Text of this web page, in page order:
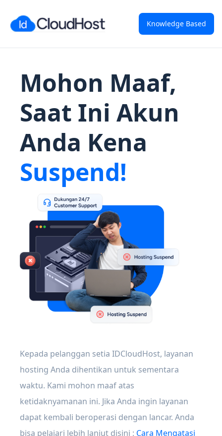
Knowledge Based
Mohon Maaf,
Saat Ini Akun
Anda Kena
Suspend!
Kepada pelanggan setia IDCloudHost, layanan
hosting Anda dihentikan untuk sementara
waktu. Kami mohon maaf atas
ketidaknyamanan ini. Jika Anda ingin layanan
dapat kembali beroperasi dengan lancar. Anda
bisa pelajari lebih lanjut disini : Cara Mengatasi